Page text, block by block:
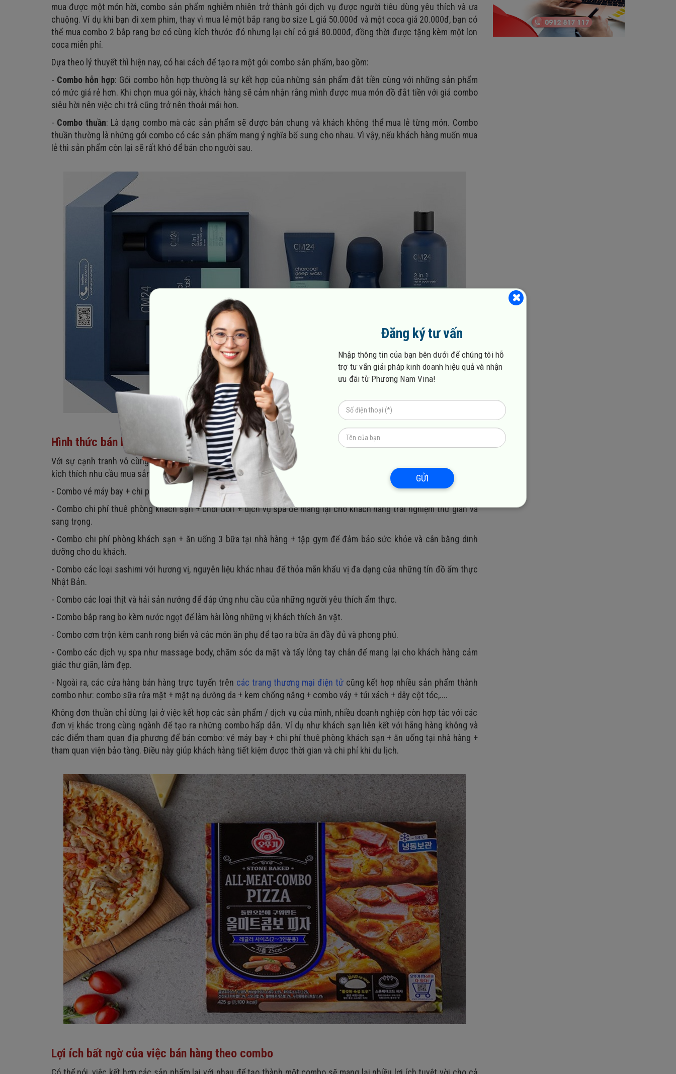
mua được một món hời, combo sản phẩm nghiễm nhiên trở thành gói dịch vụ được người tiêu dùng yêu thích và ưa
chuộng. Ví dụ khi bạn đi xem phim, thay vì mua lẻ một bắp rang bơ size L giá 50.000đ và một coca giá 20.000đ, bạn có
thể mua combo 2 bắp rang bơ có cùng kích thước đó nhưng lại chỉ có giá 80.000đ, đồng thời được tặng kèm một lon
coca miễn phí.
Dựa theo lý thuyết thì hiện nay, có hai cách để tạo ra một gói combo sản phẩm, bao gồm:
- Combo hỗn hợp: Gói combo hỗn hợp thường là sự kết hợp của những sản phẩm đắt tiền cùng với những sản phẩm
có mức giá rẻ hơn. Khi chọn mua gói này, khách hàng sẽ cảm nhận rằng mình được mua món đồ đắt tiền với giá combo
siêu hời nên việc chi trả cũng trở nên thoải mái hơn.
- Combo thuần: Là dạng combo mà các sản phẩm sẽ được bán chung và khách không thể mua lẻ từng món. Combo
thuần thường là những gói combo có các sản phẩm mang ý nghĩa bổ sung cho nhau. Vì vậy, nếu khách hàng muốn mua
lẻ thì sản phẩm còn lại sẽ rất khó để bán cho người sau.
Hình thức bán hàng theo combo được áp dụng thế nào trong các lĩnh vực?
Với sự cạnh tranh vô cùng gay gắt, việc bán những sản phẩm với giá combo đã trở thành một xu hướng phổ biến để
kích thích nhu cầu mua sắm của khách hàng trong nhiều ngành kinh doanh khác nhau. Điển hình cần phải kể đến là:
- Combo vé máy bay + chi phí phòng khách sạn + ăn uống tại nhà hàng + tham quan các điểm du lịch.
- Combo chi phí thuê phòng khách sạn + chơi Golf + dịch vụ spa để mang lại cho khách hàng trải nghiệm thư giãn và
sang trọng.
- Combo chi phí phòng khách sạn + ăn uống 3 bữa tại nhà hàng + tập gym để đảm bảo sức khỏe và cân bằng dinh
dưỡng cho du khách.
- Combo các loại sashimi với hương vị, nguyên liệu khác nhau để thỏa mãn khẩu vị đa dạng của những tín đồ ẩm thực
Nhật Bản.
- Combo các loại thịt và hải sản nướng để đáp ứng nhu cầu của những người yêu thích ẩm thực.
- Combo bắp rang bơ kèm nước ngọt để làm hài lòng những vị khách thích ăn vặt.
- Combo cơm trộn kèm canh rong biển và các món ăn phụ để tạo ra bữa ăn đầy đủ và phong phú.
- Combo các dịch vụ spa như massage body, chăm sóc da mặt và tẩy lông tay chân để mang lại cho khách hàng cảm
giác thư giãn, làm đẹp.
- Ngoài ra, các cửa hàng bán hàng trực tuyến trên các trang thương mại điện tử cũng kết hợp nhiều sản phẩm thành
combo như: combo sữa rửa mặt + mặt nạ dưỡng da + kem chống nắng + combo váy + túi xách + dây cột tóc,....
Không đơn thuần chỉ dừng lại ở việc kết hợp các sản phẩm / dịch vụ của mình, nhiều doanh nghiệp còn hợp tác với các
đơn vị khác trong cùng ngành để tạo ra những combo hấp dẫn. Ví dụ như khách sạn liên kết với hãng hàng không và
các điểm tham quan địa phương để bán combo: vé máy bay + chi phí thuê phòng khách sạn + ăn uống tại nhà hàng +
tham quan viện bảo tàng. Điều này giúp khách hàng tiết kiệm được thời gian và chi phí khi du lịch.
Lợi ích bất ngờ của việc bán hàng theo combo
Đăng ký tư vấn
Nhập thông tin của bạn bên dưới để chúng tôi hỗ
trợ tư vấn giải pháp kinh doanh hiệu quả và nhận
ưu đãi từ Phương Nam Vina!
GỬI